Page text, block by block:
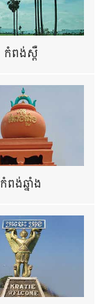
កំពង់ស្ពឺ
កំពង់ឆ្នាំង